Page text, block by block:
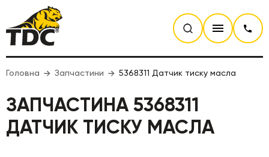
Головна Запчастини 5368311 Датчик тиску масла
ЗАПЧАСТИНА 5368311
ДАТЧИК ТИСКУ МАСЛА